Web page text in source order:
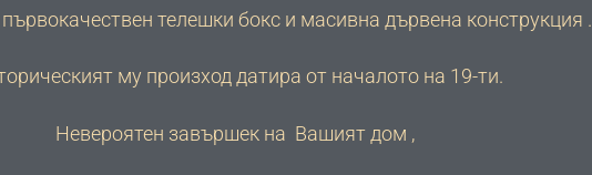
телешки бокс и масивна дървена конструкция .
му произход датира от началото на 19-ти.
Невероятен завършек на Вашият дом ,